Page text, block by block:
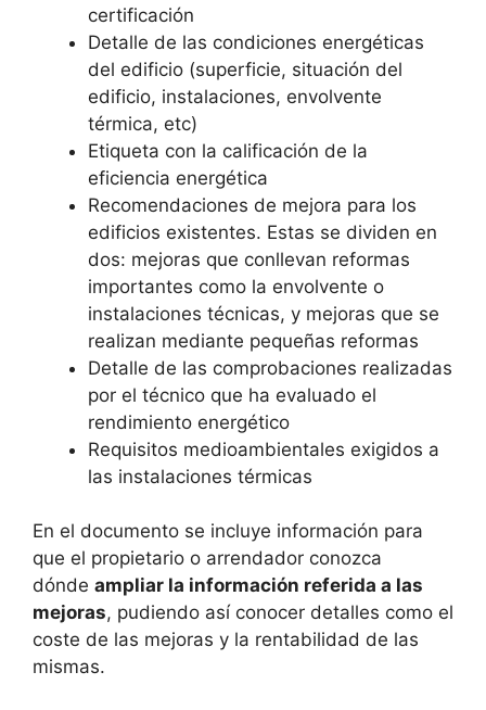
certificación
Detalle de las condiciones energéticas
del edificio (superficie, situación del
edificio, instalaciones, envolvente
térmica, etc)
Etiqueta con la calificación de la
eficiencia energética
Recomendaciones de mejora para los
edificios existentes. Estas se dividen en
dos: mejoras que conllevan reformas
importantes como la envolvente o
instalaciones técnicas, y mejoras que se
realizan mediante pequeñas reformas
Detalle de las comprobaciones realizadas
por el técnico que ha evaluado el
rendimiento energético
Requisitos medioambientales exigidos a
las instalaciones térmicas
En el documento se incluye información para
que el propietario o arrendador conozca
dónde ampliar la información referida a las
mejoras, pudiendo así conocer detalles como el
coste de las mejoras y la rentabilidad de las
mismas.